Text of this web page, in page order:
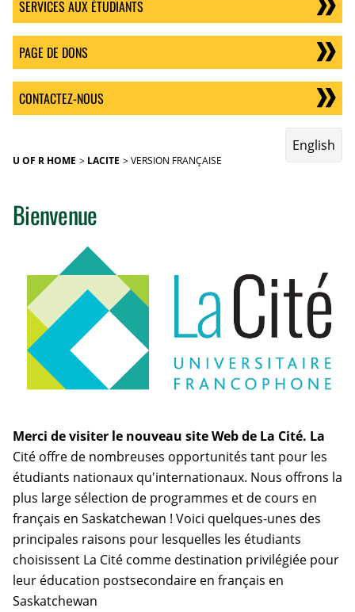
SERVICES AUX ÉTUDIANTS
PAGE DE DONS
CONTACTEZ-NOUS
English
U OF R HOME LACITE VERSION FRANÇAISE
Bienvenue
Merci de visiter le nouveau site Web de La Cité. La
Cité offre de nombreuses opportunités tant pour les
étudiants nationaux qu'internationaux. Nous offrons la
plus large sélection de programmes et de cours en
français en Saskatchewan ! Voici quelques-unes des
principales raisons pour lesquelles les étudiants
choisissent La Cité comme destination privilégiée pour
leur éducation postsecondaire en français en
Saskatchewan